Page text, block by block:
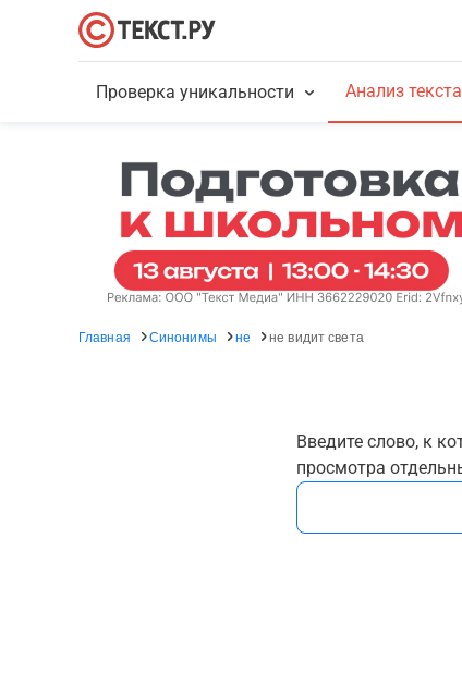
Проверка уникальности Анализ текста
Главная Синонимы не не видит света
Введите слово, к
просмотра